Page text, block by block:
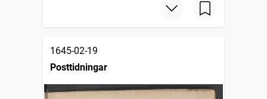
1645-02-19
Posttidningar